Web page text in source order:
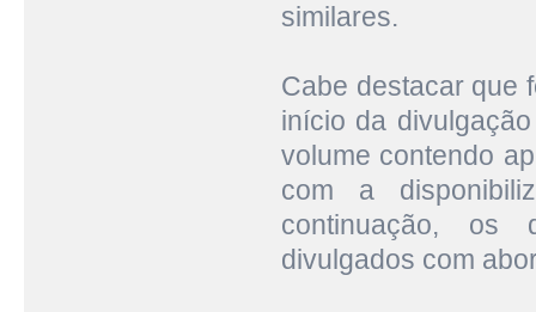
similares.
Cabe destacar que
início da
volume contendo
com a
continuação, os
divulgados com